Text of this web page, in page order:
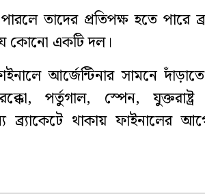
তাদের প্রতিপক্ষ হতে পারে
কোনো একটি দল।
আর্জেন্টিনার সামনে
পর্তুগাল, স্পেন, যুক্তরাষ্ট্র
থাকায় ফাইনালের